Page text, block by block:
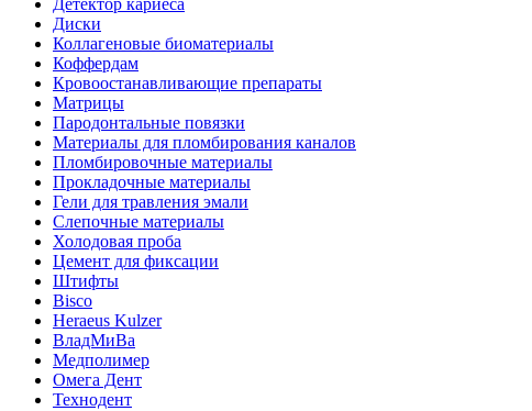
Детектор кариеса
Диски
Коллагеновые биоматериалы
Коффердам
Кровоостанавливающие препараты
Матрицы
Пародонтальные повязки
Материалы для пломбирования каналов
Пломбировочные материалы
Прокладочные материалы
Гели для травления эмали
Слепочные материалы
Холодовая проба
Цемент для фиксации
Штифты
Bisco
Heraeus Kulzer
ВладМиВа
Медполимер
Омега Дент
Технодент